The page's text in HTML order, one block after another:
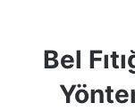
Bel